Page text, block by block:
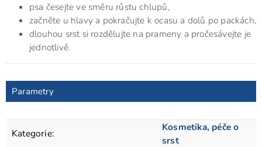
psa česejte ve směru růstu chlupů,
začněte u hlavy a pokračujte k ocasu a dolů po packách,
dlouhou srst si rozdělujte na prameny a pročesávejte je
jednotlivě.
Parametry
Kategorie:
Kosmetika, péče o
srst